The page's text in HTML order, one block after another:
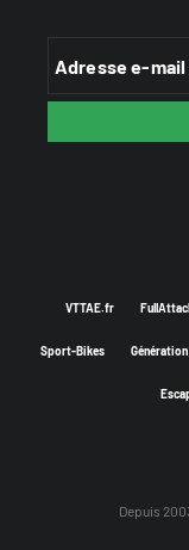
VTTAE.fr
Sport-Bikes
Depuis